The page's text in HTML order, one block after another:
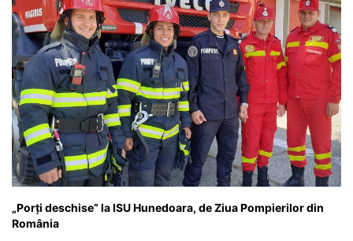
„Porți deschise” la ISU Hunedoara, de Ziua Pompierilor din
România